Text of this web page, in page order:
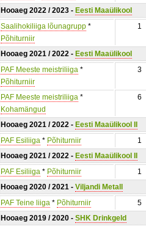
Hooaeg 2022 / 2023 - Eesti Maaülikool
Saalihokiliiga lõunagrupp *
Põhiturniir
1
Hooaeg 2021 / 2022 - Eesti Maaülikool
PAF Meeste meistriliiga *
Põhiturniir
3
PAF Meeste meistriliiga *
Kohamängud
6
Hooaeg 2021 / 2022 - Eesti Maaülikool II
PAF Esiliiga * Põhiturniir 1
Hooaeg 2021 / 2022 - Eesti Maaülikool II
PAF Esiliiga * Põhiturniir 1
Hooaeg 2020 / 2021 - Viljandi Metall
PAF Teine liiga * Põhiturniir 5
Hooaeg 2019 / 2020 - SHK Drinkgeld